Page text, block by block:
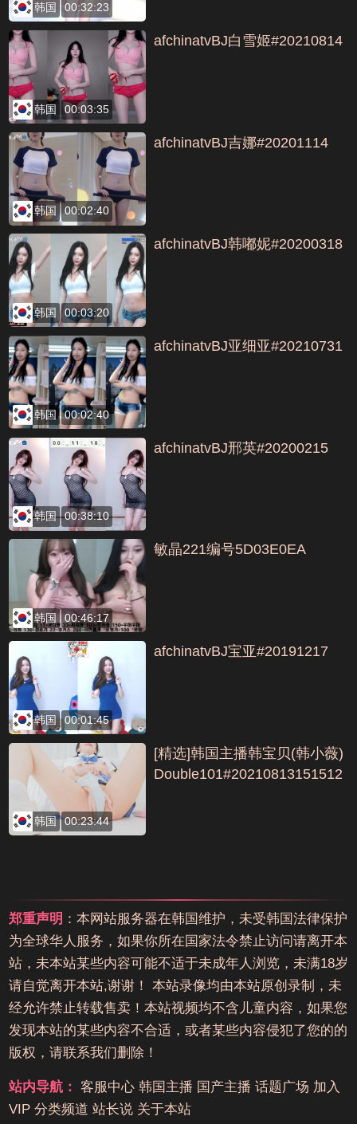
韩国 00:32:23
韩国 00:03:35
afchinatvBJ白雪姬#20210814
韩国 00:02:40
afchinatvBJ吉娜#20201114
韩国 00:03:20
afchinatvBJ韩嘟妮#20200318
韩国 00:02:40
afchinatvBJ亚细亚#20210731
韩国 00:38:10
afchinatvBJ邢英#20200215
韩国 00:46:17
敏晶221编号5D03E0EA
韩国 00:01:45
afchinatvBJ宝亚#20191217
韩国 00:23:44
[精选]韩国主播韩宝贝(韩小薇)
Double101#20210813151512
郑重声明 ：本网站服务器在韩国维护，未受韩国法律保护
为全球华人服务，如果你所在国家法令禁止访问请离开本
站，未本站某些内容可能不适于未成年人浏览，未满18岁
请自觉离开本站,谢谢！ 本站录像均由本站原创录制，未
经允许禁止转载售卖！本站视频均不含儿童内容，如果您
发现本站的某些内容不合适，或者某些内容侵犯了您的的
版权，请联系我们删除！
站内导航： 客服中心 韩国主播 国产主播 话题广场 加入
VIP 分类频道 站长说 关于本站